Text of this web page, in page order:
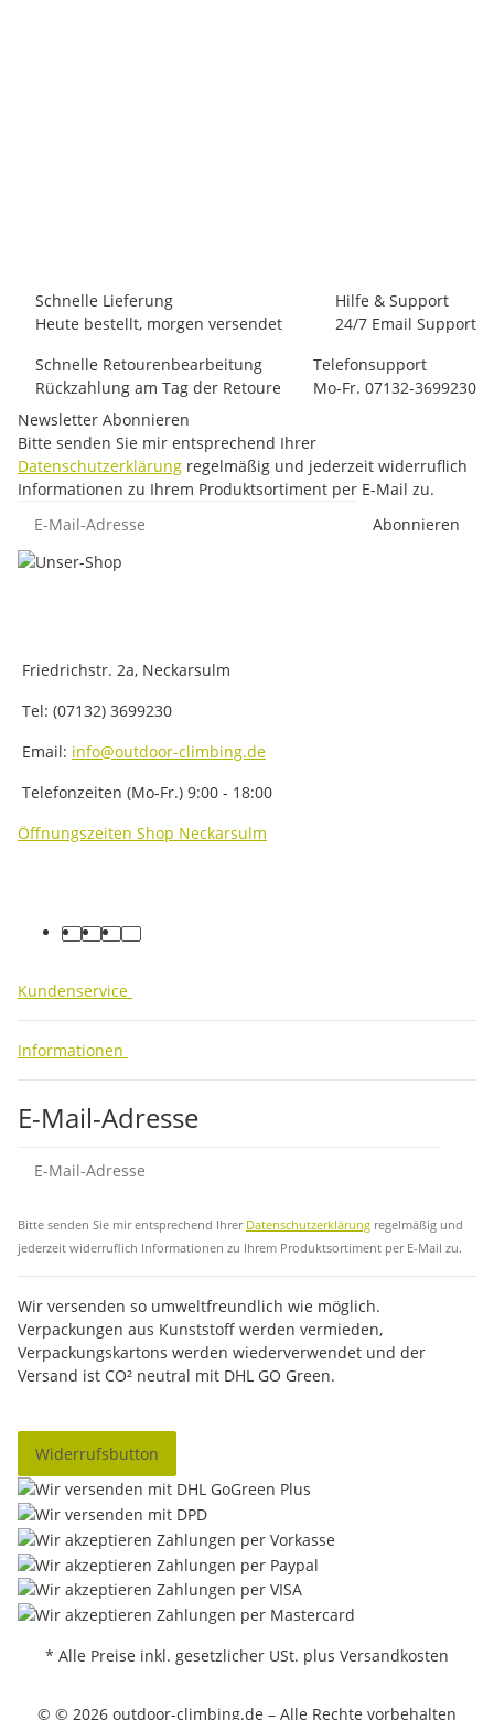
Schnelle Lieferung
Heute bestellt, morgen versendet
Hilfe & Support
24/7 Email Support
Schnelle Retourenbearbeitung
Rückzahlung am Tag der Retoure
Telefonsupport
Mo-Fr. 07132-3699230
Newsletter Abonnieren
Bitte senden Sie mir entsprechend Ihrer
Datenschutzerklärung regelmäßig und jederzeit widerruflich
Informationen zu Ihrem Produktsortiment per E-Mail zu.
Abonnieren
Friedrichstr. 2a, Neckarsulm
Tel: (07132) 3699230
Email: info@outdoor-climbing.de
Telefonzeiten (Mo-Fr.) 9:00 - 18:00
Öffnungszeiten Shop Neckarsulm
facebook
youtube
instagram
tiktok
Kundenservice
Informationen
E-Mail-Adresse
Bitte senden Sie mir entsprechend Ihrer Datenschutzerklärung regelmäßig und
jederzeit widerruflich Informationen zu Ihrem Produktsortiment per E-Mail zu.
Wir versenden so umweltfreundlich wie möglich.
Verpackungen aus Kunststoff werden vermieden,
Verpackungskartons werden wiederverwendet und der
Versand ist CO² neutral mit DHL GO Green.
Widerrufsbutton
* Alle Preise inkl. gesetzlicher USt. plus Versandkosten
© © 2026 outdoor-climbing.de – Alle Rechte vorbehalten